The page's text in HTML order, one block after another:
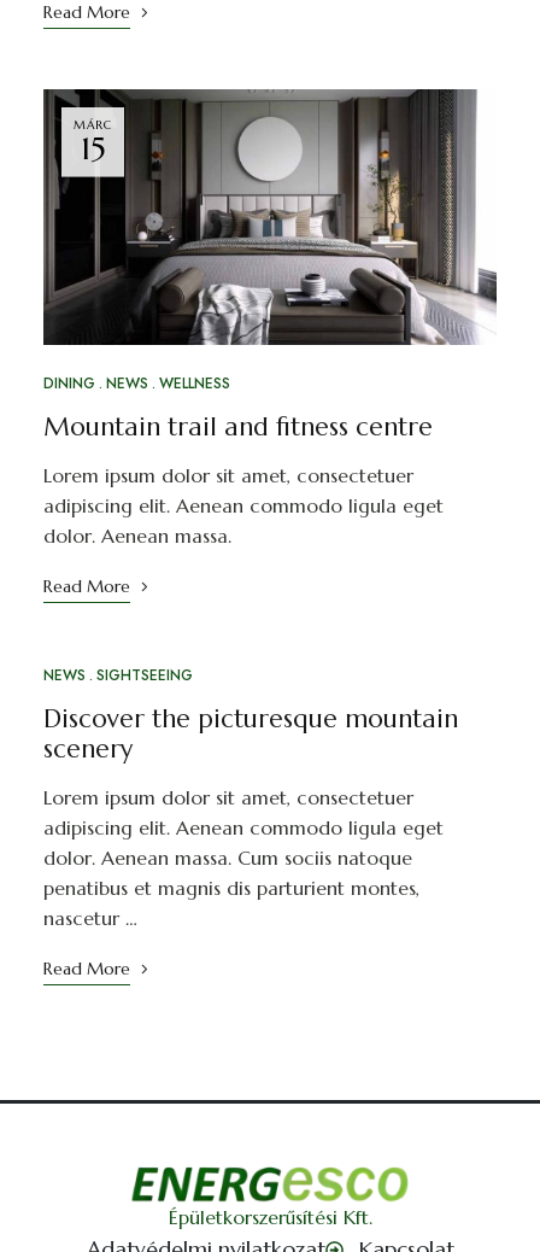
Read More
MÁRC
15
DINING NEWS WELLNESS
Mountain trail and fitness centre
Lorem ipsum dolor sit amet, consectetuer
adipiscing elit. Aenean commodo ligula eget
dolor. Aenean massa.
Read More
NEWS SIGHTSEEING
Discover the picturesque mountain
scenery
Lorem ipsum dolor sit amet, consectetuer
adipiscing elit. Aenean commodo ligula eget
dolor. Aenean massa. Cum sociis natoque
penatibus et magnis dis parturient montes,
nascetur …
Read More
Épületkorszerűsítési Kft.